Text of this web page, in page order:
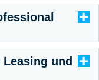
und